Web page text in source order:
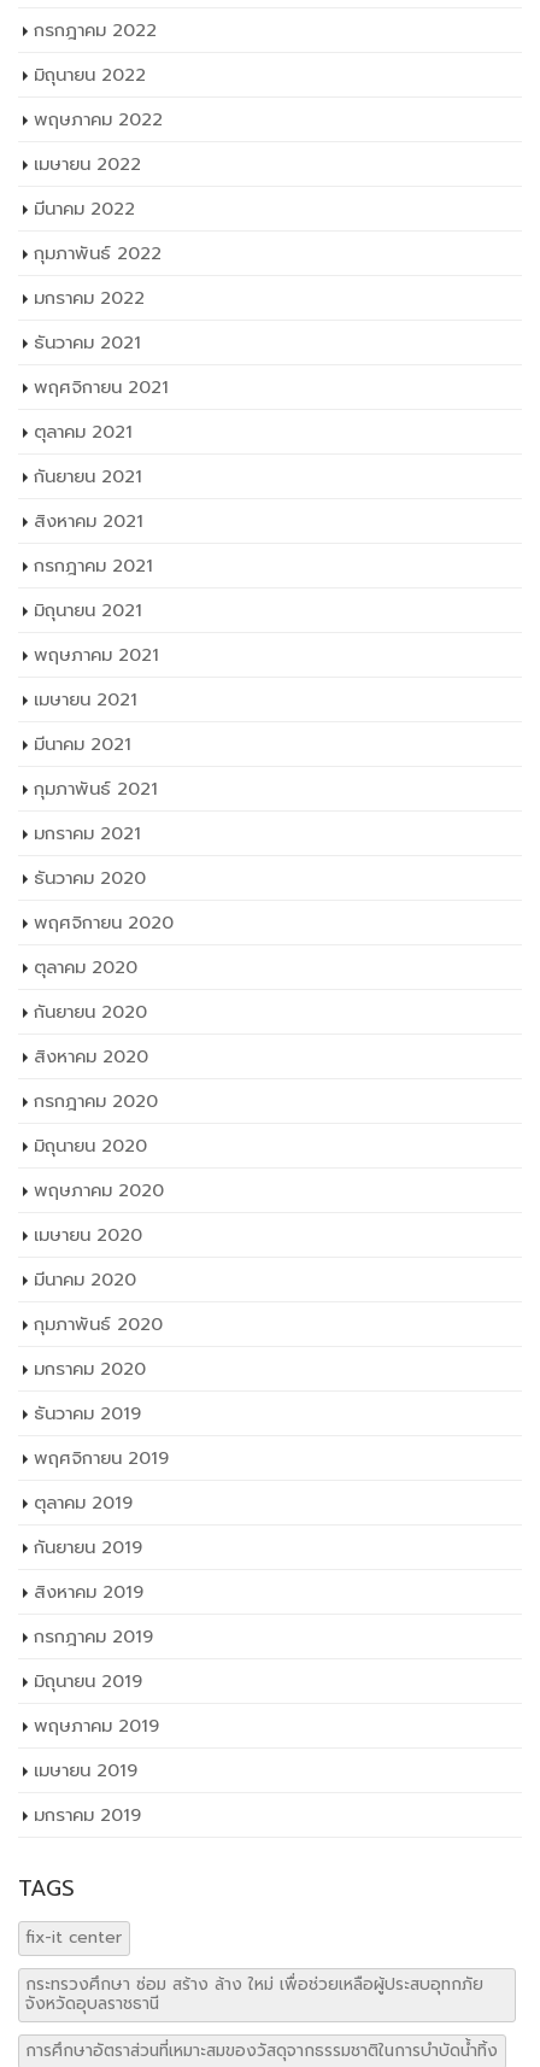
กรกฎาคม 2022
มิถุนายน 2022
พฤษภาคม 2022
เมษายน 2022
มีนาคม 2022
กุมภาพันธ์ 2022
มกราคม 2022
ธันวาคม 2021
พฤศจิกายน 2021
ตุลาคม 2021
กันยายน 2021
สิงหาคม 2021
กรกฎาคม 2021
มิถุนายน 2021
พฤษภาคม 2021
เมษายน 2021
มีนาคม 2021
กุมภาพันธ์ 2021
มกราคม 2021
ธันวาคม 2020
พฤศจิกายน 2020
ตุลาคม 2020
กันยายน 2020
สิงหาคม 2020
กรกฎาคม 2020
มิถุนายน 2020
พฤษภาคม 2020
เมษายน 2020
มีนาคม 2020
กุมภาพันธ์ 2020
มกราคม 2020
ธันวาคม 2019
พฤศจิกายน 2019
ตุลาคม 2019
กันยายน 2019
สิงหาคม 2019
กรกฎาคม 2019
มิถุนายน 2019
พฤษภาคม 2019
เมษายน 2019
มกราคม 2019
TAGS
fix-it center
กระทรวงศึกษา ซ่อม สร้าง ล้าง ใหม่ เพื่อช่วยเหลือผู้ประสบอุทกภัย
จังหวัดอุบลราชธานี
การศึกษาอัตราส่วนที่เหมาะสมของวัสดุจากธรรมชาติในการบำบัดน้ำทิ้ง